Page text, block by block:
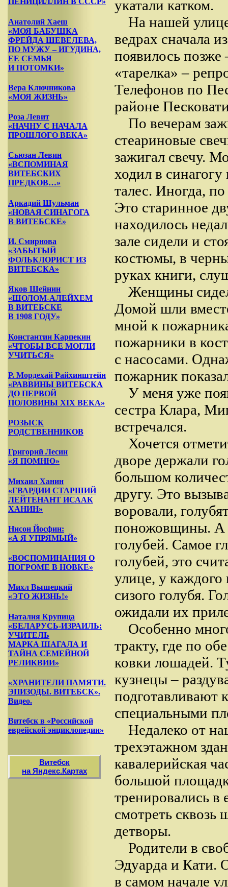
Анатолий Хаеш
«МОЯ БАБУШКА
ФРЕЙДА ШЕВЕЛЕВА,
ПО МУЖУ – ИГУДИНА,
ЕЕ СЕМЬЯ
И ПОТОМКИ»
Вера Ключникова
«МОЯ ЖИЗНЬ»
Роза Левит
«НАЧНУ С НАЧАЛА
ПРОШЛОГО ВЕКА»
Сьюзан Левин
«ВСПОМИНАЯ
ВИТЕБСКИХ
ПРЕДКОВ…»
Аркадий Шульман
«НОВАЯ СИНАГОГА
В ВИТЕБСКЕ»
И. Смирнова
«ЗАБЫТЫЙ
ФОЛЬКЛОРИСТ ИЗ
ВИТЕБСКА»
Яков Шейнин
«ШОЛОМ-АЛЕЙХЕМ
В ВИТЕБСКЕ
В 1908 ГОДУ»
Константин Карпекин
«ЧТОБЫ ВСЕ МОГЛИ
УЧИТЬСЯ»
Р. Мордехай Райхинштейн
«РАВВИНЫ ВИТЕБСКА
ДО ПЕРВОЙ
ПОЛОВИНЫ XIX ВЕКА»
РОЗЫСК
РОДСТВЕННИКОВ
Григорий Лесин
«Я ПОМНЮ»
Михаил Ханин
«ГВАРДИИ СТАРШИЙ
ЛЕЙТЕНАНТ ИСААК
ХАНИН»
Нисон Йосфин:
«А Я УПРЯМЫЙ»
«ВОСПОМИНАНИЯ О
ПОГРОМЕ В НОВКЕ»
Михл Вышецкий
«ЭТО ЖИЗНЬ!»
Наталия Крупица
«БЕЛАРУСЬ-ИЗРАИЛЬ:
УЧИТЕЛЬ
МАРКА ШАГАЛА И
ТАЙНА СЕМЕЙНОЙ
РЕЛИКВИИ»
«ХРАНИТЕЛИ ПАМЯТИ.
ЭПИЗОДЫ. ВИТЕБСК».
Видео.
Витебск в «Российской
еврейской энциклопедии»
Витебск
на Яндекс.Картах
укатали катком.
На нашей
ведрах сначала
появилось позже
«тарелка» –
Телефонов по
районе
По вечерам
стеариновые
зажигал свечу.
ходил в
талес. Иногда,
Это старинное
находилось
зале сидели и
костюмы, в
руках книги,
Женщины
Домой шли
мной к
пожарники в
с насосами.
пожарник
У меня уже
сестра Клара,
встречался.
Хочется
дворе держали
большом
другу. Это
воровали,
поножовщины. А
голубей. Самое
голубей, это
улице, у каждого
сизого голубя.
ожидали их
Особенно
тракту, где по
ковки лошадей.
кузнецы –
подготавливают
специальными
Недалеко от
трехэтажном
кавалерийская
большой
тренировались в
смотреть сквозь
детворы.
Родители в
Эдуарда и Кати.
в самом начале